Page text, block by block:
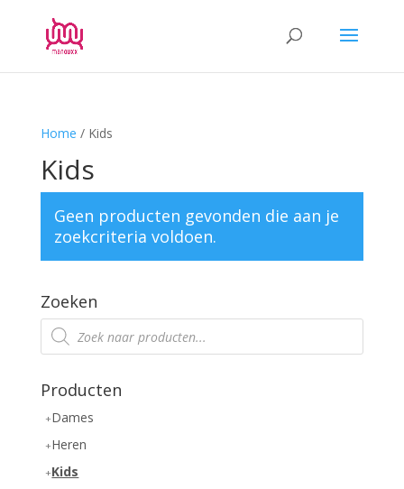
Home / Kids
Kids
Geen producten gevonden die aan je
zoekcriteria voldoen.
Zoeken
Producten
zoeken
Producten
Dames
Heren
Kids